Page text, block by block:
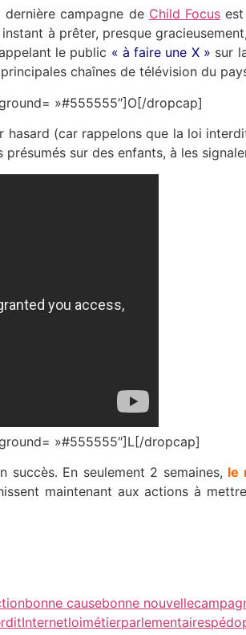
campagne de Child Focusest
à prêter, presque
le public « à faire une X » sur
chaînes de télévision du
»#555555″]O[/dropcap]
(car rappelons que la loi
sur des enfants, à les
»#555555″]L[/dropcap]
succès. En seulement 2 semaines, le
maintenant aux actions à
bonne causebonne nouvelle
Internetloimétierparlementaires